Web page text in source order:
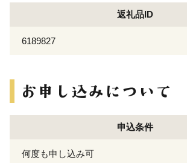
返礼品ID
6189827
申込条件
何度も申し込み可